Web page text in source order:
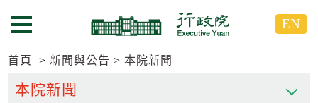
到
要
到
要
選單按鈕 EN
首頁 新聞與公告 本院新聞